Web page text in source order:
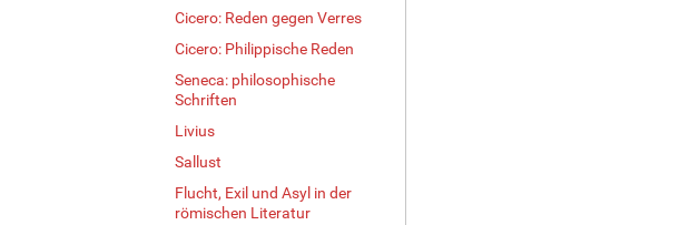
Cicero: Reden gegen Verres
Cicero: Philippische Reden
Seneca: philosophische
Schriften
Livius
Sallust
Flucht, Exil und Asyl in der
römischen Literatur